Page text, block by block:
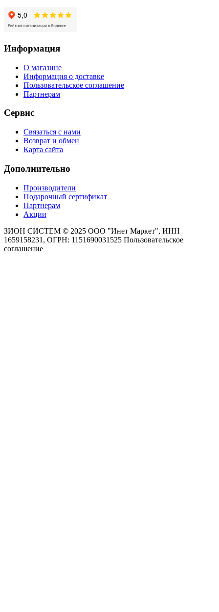
Информация
О магазине
Информация о доставке
Пользовательское соглашение
Партнерам
Сервис
Связаться с нами
Возврат и обмен
Карта сайта
Дополнительно
Производители
Подарочный сертификат
Партнерам
Акции
ЗИОН СИСТЕМ © 2025 ООО "Инет Маркет", ИНН
1659158231, ОГРН: 1151690031525 Пользовательское
соглашение